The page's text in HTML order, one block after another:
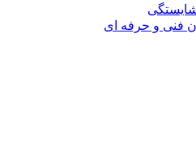
فنی و حرفه ای